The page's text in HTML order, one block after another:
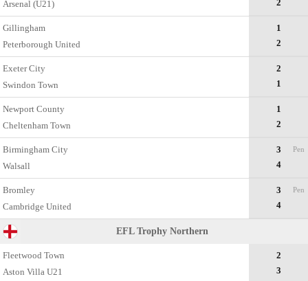
Arsenal (U21)
2
Gillingham
Peterborough United
1
2
Exeter City
Swindon Town
2
1
Newport County
Cheltenham Town
1
2
Birmingham City
Walsall
3
4
Pen
Bromley
Cambridge United
3
4
Pen
EFL Trophy Northern
Fleetwood Town
Aston Villa U21
2
3